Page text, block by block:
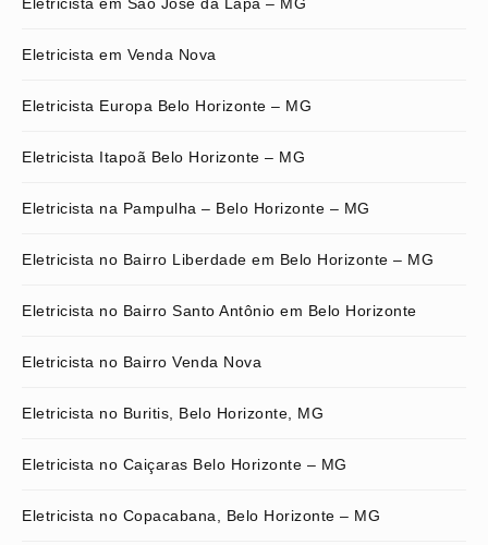
Eletricista em Venda Nova
Eletricista Europa Belo Horizonte – MG
Eletricista Itapoã Belo Horizonte – MG
Eletricista na Pampulha – Belo Horizonte – MG
Eletricista no Bairro Liberdade em Belo Horizonte – MG
Eletricista no Bairro Santo Antônio em Belo Horizonte
Eletricista no Bairro Venda Nova
Eletricista no Buritis, Belo Horizonte, MG
Eletricista no Caiçaras Belo Horizonte – MG
Eletricista no Copacabana, Belo Horizonte – MG